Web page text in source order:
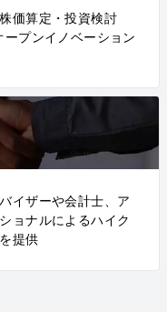
価算定・投資検討
プンイノベーション
イザーや会計士、ア
ョナルによるハイク
提供